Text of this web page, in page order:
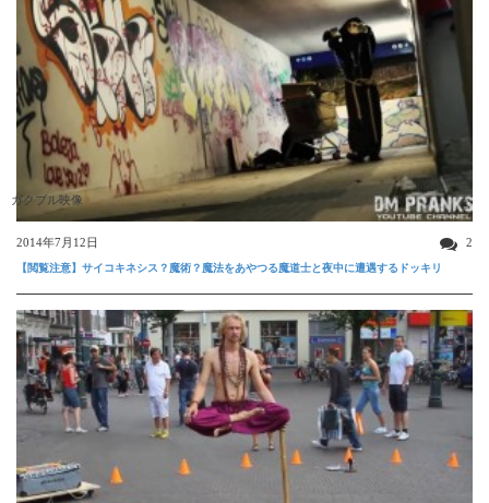
ガクブル映像
2014年7月12日 2
【閲覧注意】サイコキネシス？魔術？魔法をあやつる魔道士と夜中に遭遇するドッキリ